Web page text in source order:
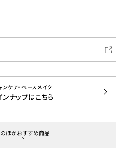
ンケア・ベースメイク
ンナップはこちら
ほかおすすめ商品